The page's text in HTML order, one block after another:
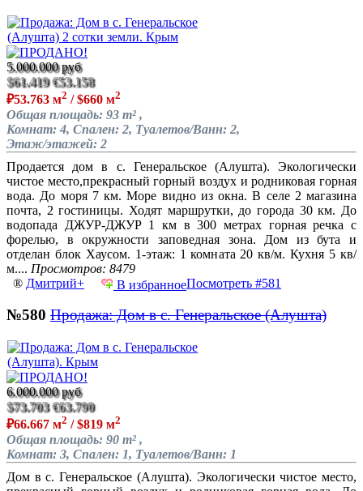
5.000.000 руб
$61.419 €53.158
₽53.763 м2 / $660 м2
Общая площадь: 93 m² ,
Комнат: 4, Спален: 2, Туалетов/Ванн: 2,
Этаж/этажей: 2
Продается дом в с. Генеральское (Алушта). Экологически
чистое место,прекрасный горный воздух и родниковая горная
вода. До моря 7 км. Море видно из окна. В селе 2 магазина
почта, 2 гостиницы. Ходят маршрутки, до города 30 км. До
водопада ДЖУР-ДЖУР 1 км в 300 метрах горная речка с
форелью, в окружности заповедная зона. Дом из бута и
отделан блок Хаусом. 1-этаж: 1 комната 20 кв/м. Кухня 5 кв/
м.... Просмотров: 8479
® Дмитрий+ В избранноеПосмотреть #581
№580 Продажа: Дом в с. Генеральское (Алушта)
6.000.000 руб
$73.703 €63.790
₽66.667 м2 / $819 м2
Общая площадь: 90 m² ,
Комнат: 3, Спален: 1, Туалетов/Ванн: 1
Дом в с. Генеральское (Алушта). Экологически чистое место,